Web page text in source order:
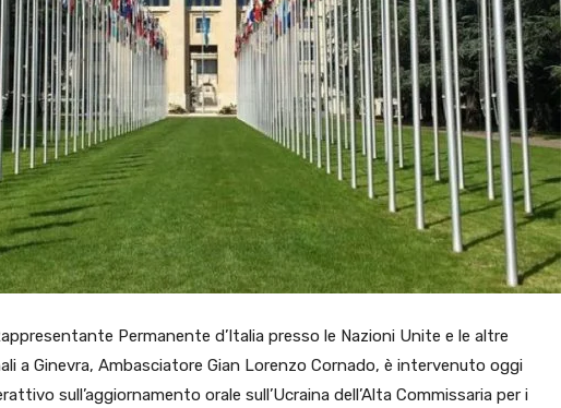
Permanente d’Italia presso le Nazioni Unite e le altre
a Ginevra, Ambasciatore Gian Lorenzo Cornado, è intervenuto oggi
sull’aggiornamento orale sull’Ucraina dell’Alta Commissaria per i